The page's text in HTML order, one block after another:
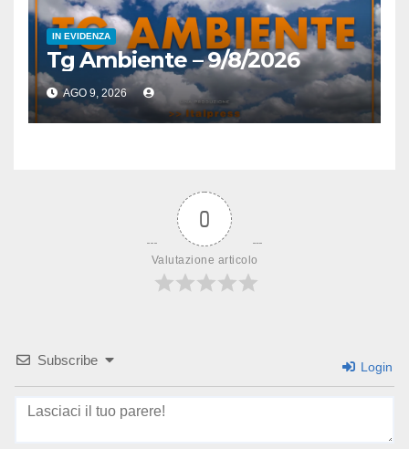
IN EVIDENZA
Tg Ambiente – 9/8/2026
AGO 9, 2026
0
Valutazione articolo
Subscribe Login